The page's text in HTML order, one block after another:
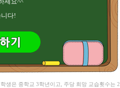
다!
생은 중학교 3학년이고, 주당 희망 교습횟수는 2